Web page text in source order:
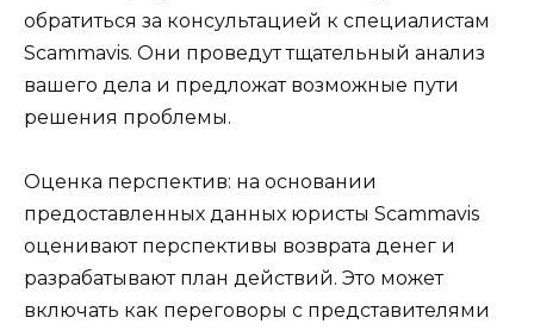
обратиться за консультацией к специалистам
Scammavis. Они проведут тщательный анализ
вашего дела и предложат возможные пути
решения проблемы.
Оценка перспектив: на основании
предоставленных данных юристы Scammavis
оценивают перспективы возврата денег и
разрабатывают план действий. Это может
включать как переговоры с представителями